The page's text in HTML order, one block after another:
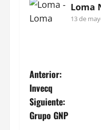
Loma
13 de
N
a
v
Anterior:
Invecq
Siguiente:
Grupo GNP